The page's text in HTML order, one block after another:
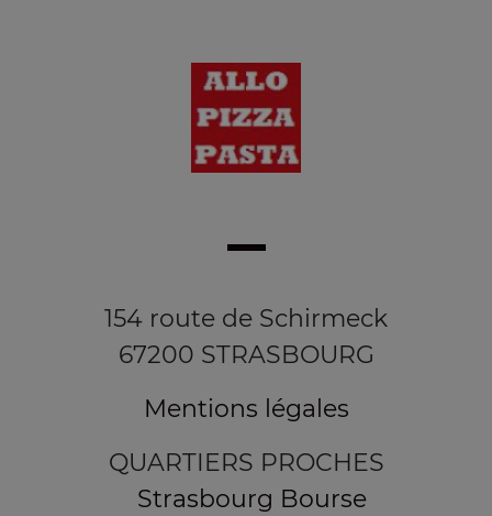
154 route de Schirmeck
67200 STRASBOURG
Mentions légales
QUARTIERS PROCHES
Strasbourg Bourse